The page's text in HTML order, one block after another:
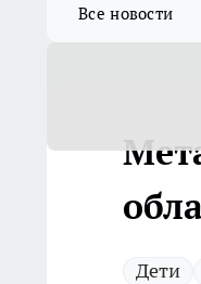
Все новости
Дети